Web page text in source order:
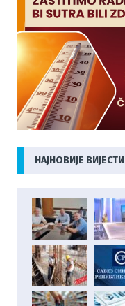
НАЈНОВИЈЕ ВИЈЕСТИ